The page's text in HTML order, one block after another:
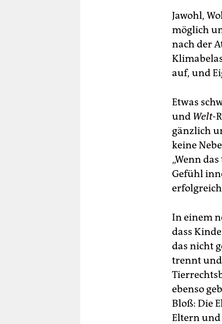
Jawohl,
möglich
nach der
auf, und
Etwas
und Welt-
gänzlich
keine
„Wenn
Gefühl
In einem
dass
das nicht
trennt und
ebenso
Bloß: Die
Eltern und